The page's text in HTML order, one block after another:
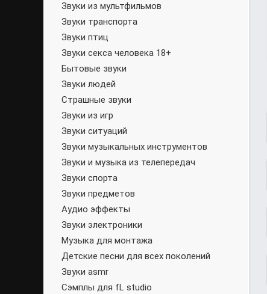
Звуки из мультфильмов
Звуки транспорта
Звуки птиц
Звуки секса человека 18+
Бытовые звуки
Звуки людей
Страшные звуки
Звуки из игр
Звуки ситуаций
Звуки музыкальных инструментов
Звуки и музыка из телепередач
Звуки спорта
Звуки предметов
Аудио эффекты
Звуки электроники
Музыка для монтажа
Детские песни для всех поколений
Звуки asmr
Сэмплы для fL studio